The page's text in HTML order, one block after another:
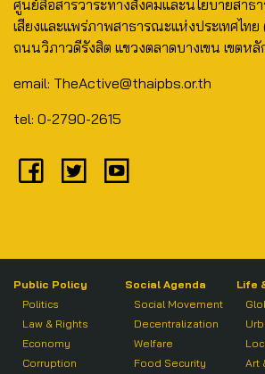
ศูนย์สื่อสารวาระทางสังคมและนโยบายสาธ
เสียงและแพร่ภาพสาธารณะแห่งประเทศไท
ถนนวิภาวดีรังสิต แขวงตลาดบางเขน เขตหลั
email: TheActive@thaipbs.or.th
tel: 0-2790-2615
Public Policy
Politics
Law & Rights
Economy
Corruption
Social Agenda
Social Movement
Decentralization
Welfare
Food Security
Life
Art